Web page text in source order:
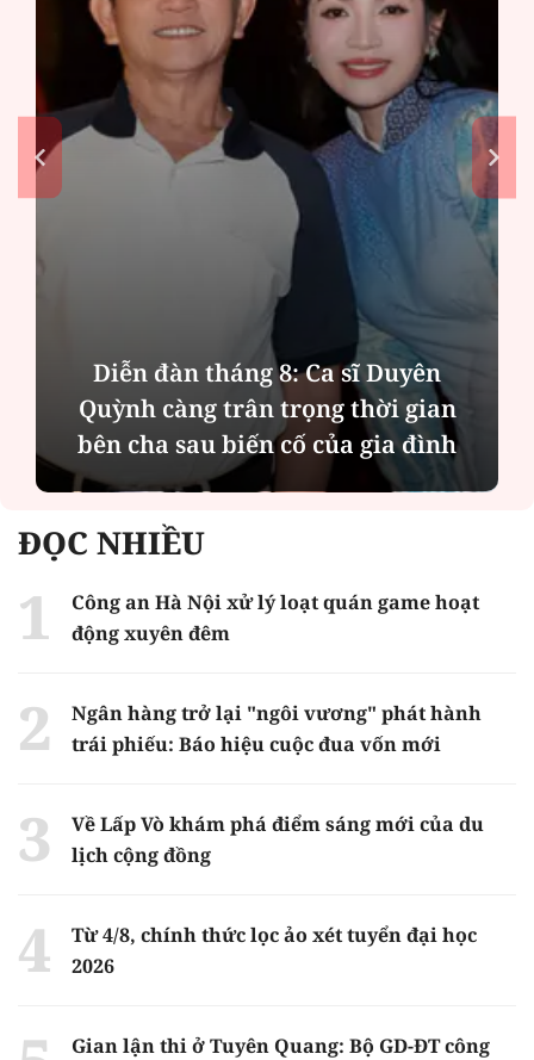
Diễn đàn tháng 8: Ca sĩ Duyên
Quỳnh càng trân trọng thời gian
bên cha sau biến cố của gia đình
ĐỌC NHIỀU
Công an Hà Nội xử lý loạt quán game hoạt
động xuyên đêm
Ngân hàng trở lại "ngôi vương" phát hành
trái phiếu: Báo hiệu cuộc đua vốn mới
Về Lấp Vò khám phá điểm sáng mới của du
lịch cộng đồng
Từ 4/8, chính thức lọc ảo xét tuyển đại học
2026
Gian lận thi ở Tuyên Quang: Bộ GD-ĐT công